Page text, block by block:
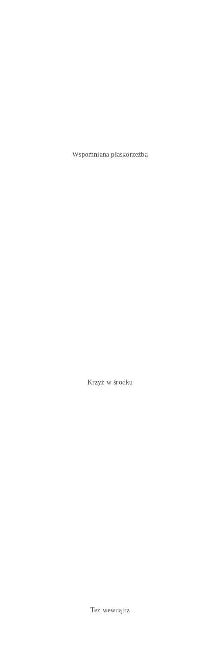
Wspomniana płaskorzeźba
Krzyż w środku
Też wewnątrz